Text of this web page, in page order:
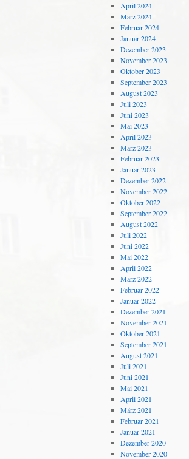
April 2024
März 2024
Februar 2024
Januar 2024
Dezember 2023
November 2023
Oktober 2023
September 2023
August 2023
Juli 2023
Juni 2023
Mai 2023
April 2023
März 2023
Februar 2023
Januar 2023
Dezember 2022
November 2022
Oktober 2022
September 2022
August 2022
Juli 2022
Juni 2022
Mai 2022
April 2022
März 2022
Februar 2022
Januar 2022
Dezember 2021
November 2021
Oktober 2021
September 2021
August 2021
Juli 2021
Juni 2021
Mai 2021
April 2021
März 2021
Februar 2021
Januar 2021
Dezember 2020
November 2020